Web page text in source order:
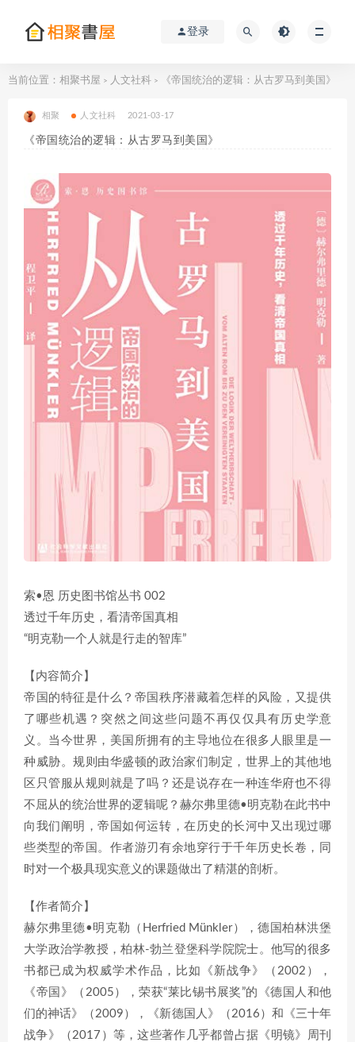
登录
当前位置： 相聚书屋 > 人文社科 > 《帝国统治的逻辑：从古罗马到美国》
相聚 人文社科 2021-03-17
《帝国统治的逻辑：从古罗马到美国》
索•恩 历史图书馆丛书 002
透过千年历史，看清帝国真相
“明克勒一个人就是行走的智库”
【内容简介】
帝国的特征是什么？帝国秩序潜藏着怎样的风险，又提供
了哪些机遇？突然之间这些问题不再仅仅具有历史学意
义。当今世界，美国所拥有的主导地位在很多人眼里是一
种威胁。规则由华盛顿的政治家们制定，世界上的其他地
区只管服从规则就是了吗？还是说存在一种连华府也不得
不屈从的统治世界的逻辑呢？赫尔弗里德•明克勒在此书中
向我们阐明，帝国如何运转，在历史的长河中又出现过哪
些类型的帝国。作者游刃有余地穿行于千年历史长卷，同
时对一个极具现实意义的课题做出了精湛的剖析。
【作者简介】
赫尔弗里德•明克勒（Herfried Münkler），德国柏林洪堡
大学政治学教授，柏林-勃兰登堡科学院院士。他写的很多
书都已成为权威学术作品，比如《新战争》（2002），
《帝国》（2005），荣获“莱比锡书展奖”的《德国人和他
们的神话》（2009），《新德国人》（2016）和《三十年
战争》（2017）等，这些著作几乎都曾占据《明镜》周刊